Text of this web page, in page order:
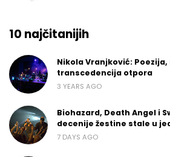
10 najčitanijih
Nikola Vranjković:
transcedencija otpora
3 YEARS AGO
Biohazard, Death Angel i
decenije žestine stale u
7 DAYS AGO